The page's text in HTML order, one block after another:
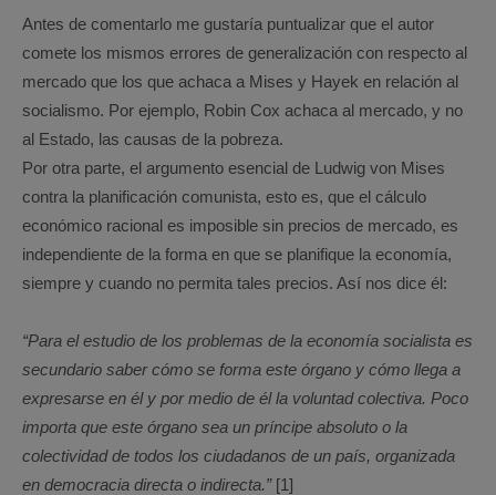
Antes de comentarlo me gustaría puntualizar que el autor
comete los mismos errores de generalización con respecto al
mercado que los que achaca a Mises y Hayek en relación al
socialismo. Por ejemplo, Robin Cox achaca al mercado, y no
al Estado, las causas de la pobreza.
Por otra parte, el argumento esencial de Ludwig von Mises
contra la planificación comunista, esto es, que el cálculo
económico racional es imposible sin precios de mercado, es
independiente de la forma en que se planifique la economía,
siempre y cuando no permita tales precios. Así nos dice él:
“Para el estudio de los problemas de la economía socialista es
secundario saber cómo se forma este órgano y cómo llega a
expresarse en él y por medio de él la voluntad colectiva. Poco
importa que este órgano sea un príncipe absoluto o la
colectividad de todos los ciudadanos de un país, organizada
en democracia directa o indirecta.” [1]